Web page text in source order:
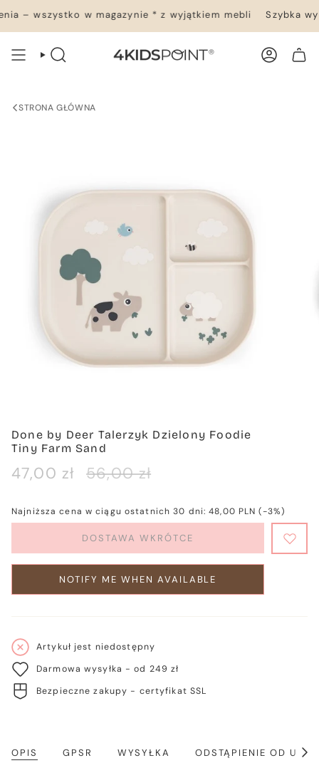
do
treści
– wszystko w magazynie * z wyjątkiem mebli Szybka
WYSZUKIWANIE KONTO
STRONA GŁÓWNA
Done by Deer Talerzyk Dzielony Foodie
Tiny Farm Sand
Cena
47,00 zł
Cena
56,00 zł
Najniższa cena w ciągu ostatnich 30 dni:48,00 PLN (-3%)
DOSTAWA WKRÓTCE
NOTIFY ME WHEN AVAILABLE
Artykuł jest niedostępny
Darmowa wysyłka - od 249 zł
Bezpieczne zakupy - certyfikat SSL
OPIS GPSR WYSYŁKA ODSTĄPIENIE OD